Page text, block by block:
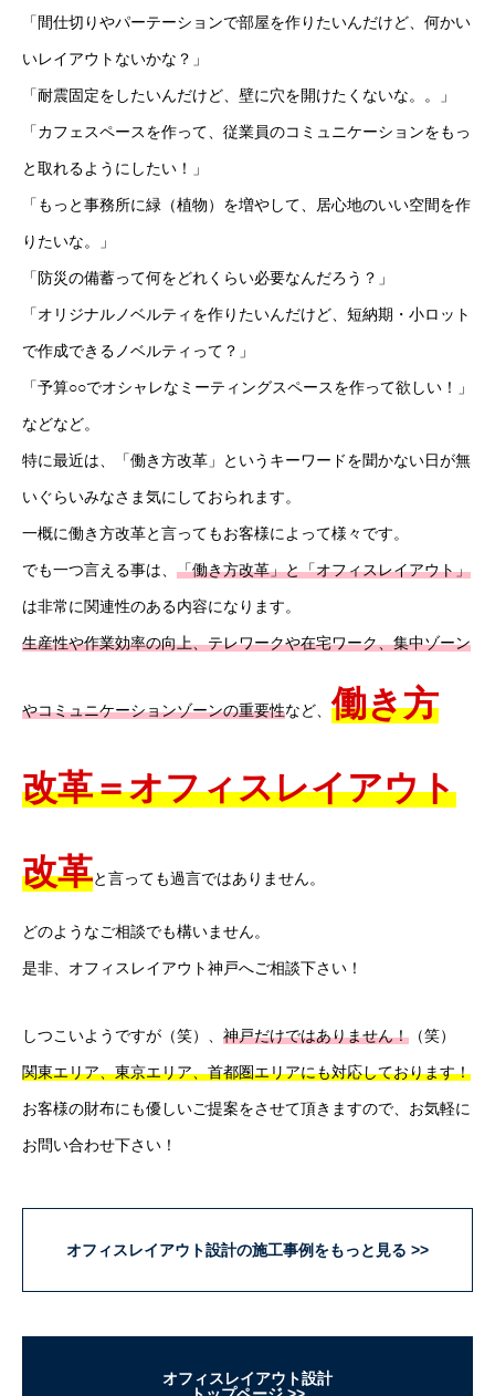
「間仕切りやパーテーションで部屋を作りたいんだけど、何かい
いレイアウトないかな？」
「耐震固定をしたいんだけど、壁に穴を開けたくないな。。」
「カフェスペースを作って、従業員のコミュニケーションをもっ
と取れるようにしたい！」
「もっと事務所に緑（植物）を増やして、居心地のいい空間を作
りたいな。」
「防災の備蓄って何をどれくらい必要なんだろう？」
「オリジナルノベルティを作りたいんだけど、短納期・小ロット
で作成できるノベルティって？」
「予算○○でオシャレなミーティングスペースを作って欲しい！」
などなど。
特に最近は、「働き方改革」というキーワードを聞かない日が無
いぐらいみなさま気にしておられます。
一概に働き方改革と言ってもお客様によって様々です。
でも一つ言える事は、 「働き方改革」と「オフィスレイアウト」
は非常に関連性のある内容になります。
生産性や作業効率の向上、テレワークや在宅ワーク、集中ゾーン
やコミュニケーションゾーンの重要性など、 働き方
改革＝オフィスレイアウト
改革と言っても過言ではありません。
どのようなご相談でも構いません。
是非、オフィスレイアウト神戸へご相談下さい！
しつこいようですが（笑）、 神戸だけではありません！ （笑）
関東エリア、東京エリア、首都圏エリアにも対応しております！
お客様の財布にも優しいご提案をさせて頂きますので、お気軽に
お問い合わせ下さい！
オフィスレイアウト設計の施工事例をもっと見る
オフィスレイアウト設計